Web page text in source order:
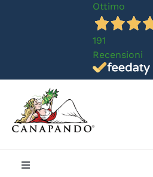
Ottimo
191
Recensioni
Toggle